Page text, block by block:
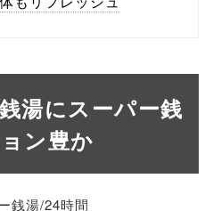
湯にスーパー銭
ン豊か